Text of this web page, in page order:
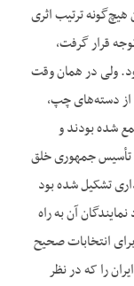
ترتیب اثری
قرار گرفت،
ولی در همان وقت
دسته‌‌های چپ،
شده بودند و
تأسیس جمهوری خلق
تشکیل شده بود
آن به راه
انتخابات صحیح
را که در نظر